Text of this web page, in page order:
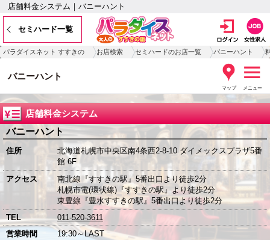
店舗料金システム｜バニーハント
セミハード一覧
パラダイスネット すすきの お店検索 セミハードのお店一覧 バニーハント
バニーハント
マップ メニュー
店舗料金システム
バニーハント
住所
北海道札幌市中央区南4条西2-8-10 ダイメックスプラザ5番
館 6F
アクセス
南北線『すすきの駅』5番出口より徒歩2分
札幌市電(環状線)『すすきの駅』より徒歩2分
東豊線『豊水すすきの駅』5番出口より徒歩2分
TEL
011-520-3611
営業時間
19:30～LAST